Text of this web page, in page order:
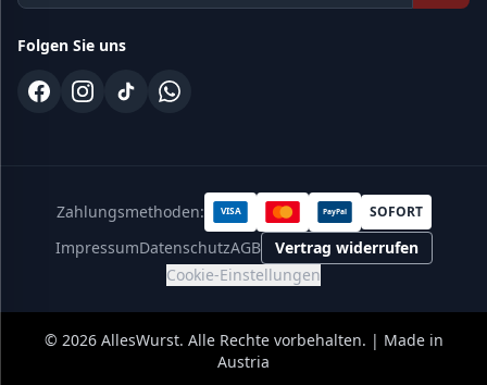
Folgen Sie uns
Zahlungsmethoden: VISA PayPal SOFORT
ImpressumDatenschutzAGB
Vertrag widerrufen
Cookie-Einstellungen
© 2026AllesWurst. Alle Rechte vorbehalten. | Made in
Austria